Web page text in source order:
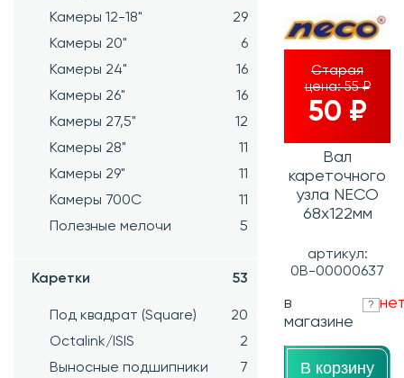
Камеры 12-18"
29
Камеры 20"
6
Камеры 24"
16
Камеры 26"
16
Камеры 27,5"
12
Камеры 28"
11
Камеры 29"
11
Камеры 700C
11
Полезные мелочи
5
Каретки 53
Под квадрат (Square)
20
Octalink/ISIS
2
Выносные подшипники
7
Старая
цена:55 ₽
50 ₽
Вал
кареточного
узла NECO
68х122мм
артикул:
0В-00000637
в
магазине
?
В корзину